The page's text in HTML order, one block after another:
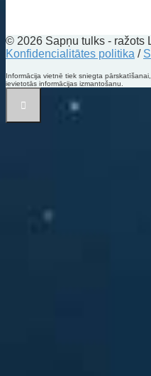
© 2026 Sapņu tulks - ražots
Konfidencialitātes politika /
Informācija vietnē tiek sniegta
ievietotās informācijas izmantošanu.